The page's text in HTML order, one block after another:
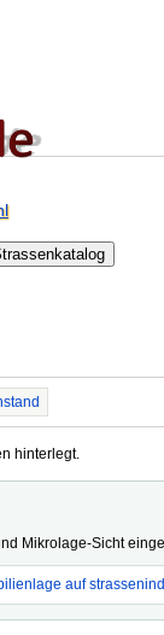
hinterlegt.
Mikrolage-Sicht
auf